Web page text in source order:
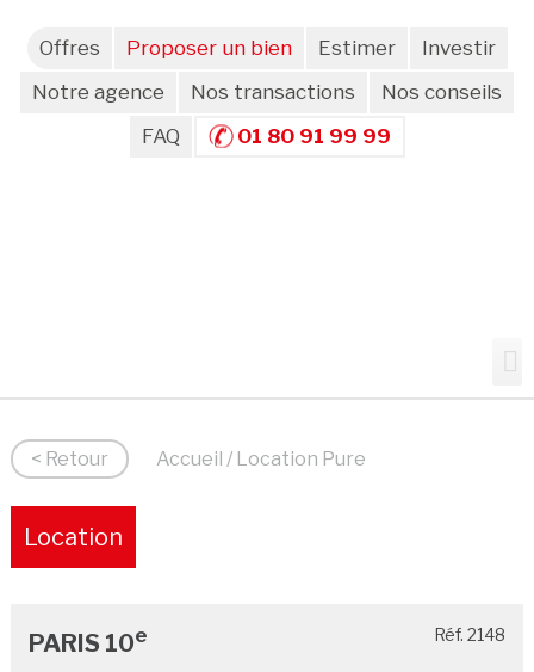
Offres Proposer un bien Estimer
Investir
Notre agence
Nos transactions
Nos conseils
FAQ
01 80 91 99 99
< Retour Accueil / Location Pure
Location
PARIS 10e Réf. 2148